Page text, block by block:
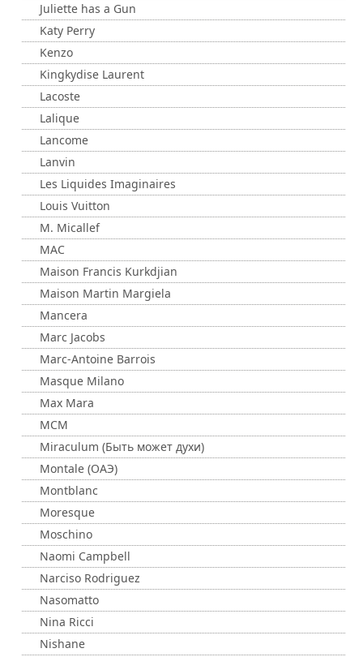
Juliette has a Gun
Katy Perry
Kenzo
Kingkydise Laurent
Lacoste
Lalique
Lancome
Lanvin
Les Liquides Imaginaires
Louis Vuitton
M. Micallef
MAC
Maison Francis Kurkdjian
Maison Martin Margiela
Mancera
Marc Jacobs
Marc-Antoine Barrois
Masque Milano
Max Mara
MCM
Miraculum (Быть может духи)
Montale (ОАЭ)
Montblanc
Moresque
Moschino
Naomi Campbell
Narciso Rodriguez
Nasomatto
Nina Ricci
Nishane